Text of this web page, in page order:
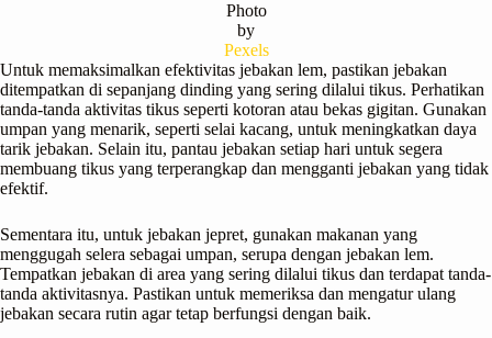
Photo
by
Pexels
Untuk memaksimalkan efektivitas jebakan lem, pastikan jebakan
ditempatkan di sepanjang dinding yang sering dilalui tikus. Perhatikan
tanda-tanda aktivitas tikus seperti kotoran atau bekas gigitan. Gunakan
umpan yang menarik, seperti selai kacang, untuk meningkatkan daya
tarik jebakan. Selain itu, pantau jebakan setiap hari untuk segera
membuang tikus yang terperangkap dan mengganti jebakan yang tidak
efektif.
Sementara itu, untuk jebakan jepret, gunakan makanan yang
menggugah selera sebagai umpan, serupa dengan jebakan lem.
Tempatkan jebakan di area yang sering dilalui tikus dan terdapat tanda-
tanda aktivitasnya. Pastikan untuk memeriksa dan mengatur ulang
jebakan secara rutin agar tetap berfungsi dengan baik.